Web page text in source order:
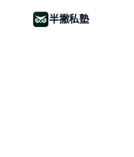
半撇私塾